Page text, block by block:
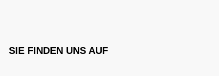
SIE FINDEN UNS AUF